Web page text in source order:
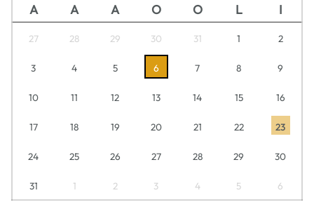
A A A O O L I
27 28 29 30 31 1 2
3 4 5 6 7 8 9
10 11 12 13 14 15 16
17 18 19 20 21 22 23
24 25 26 27 28 29 30
31 1 2 3 4 5 6